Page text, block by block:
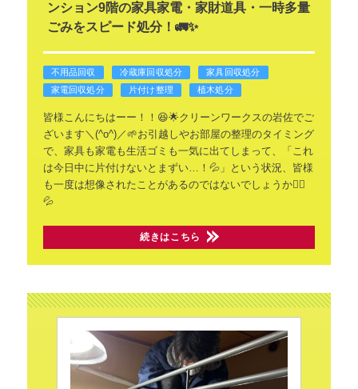
ンション9階の家具家電・家財道具・一時多量
ごみをスピード処分！🚛✨
不用品回収 冷蔵庫回収処分
家具回収処分
家電回収処分
片付け整理 植木処分
皆様こんにちはーー！！😆🌟クリーンワークスの岩佐でご
ざいます＼(^o^)／🌱お引越しやお部屋の整理のタイミング
で、家具も家電も生活ゴミも一気に出てしまって、「これ
は今日中に片付けないとまずい…！💦」という状況、皆様
も一度は想像されたことがあるのではないでしょうか🙂‍↕️
💦
続きはこちら